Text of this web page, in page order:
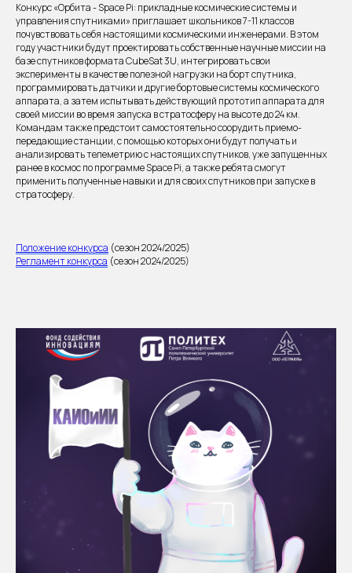
Конкурс «Орбита - Space Pi: прикладные космические системы и
управления спутниками» приглашает школьников 7-11 классов
почувствовать себя настоящими космическими инженерами. В этом
году участники будут проектировать собственные научные миссии на
базе спутников формата CubeSat 3U, интегрировать свои
эксперименты в качестве полезной нагрузки на борт спутника,
программировать датчики и другие бортовые системы космического
аппарата, а затем испытывать действующий прототип аппарата для
своей миссии во время запуска в стратосферу на высоте до 24 км.
Командам также предстоит самостоятельно соорудить приемо-
передающие станции, с помощью которых они будут получать и
анализировать телеметрию с настоящих спутников, уже запущенных
ранее в космос по программе Space Pi, а также ребята смогут
применить полученные навыки и для своих спутников при запуске в
стратосферу.
Положение конкурса (сезон 2024/2025)
Регламент конкурса (сезон 2024/2025)